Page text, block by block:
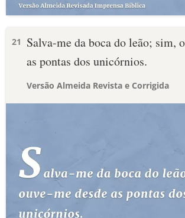
21
Salva-me da boca do leão; sim,
as pontas dos unicórnios.
Versão Almeida Revista e Corrigida